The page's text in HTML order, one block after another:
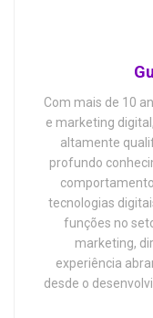
Com mais de 10
e marketing
altamente
profundo
tecnologias
funções no
marketing,
experiência
desde o